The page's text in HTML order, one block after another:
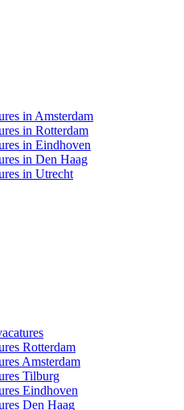
in Amsterdam
in Rotterdam
in Eindhoven
in Den Haag
in Utrecht
Rotterdam
Amsterdam
Tilburg
Eindhoven
Den Haag